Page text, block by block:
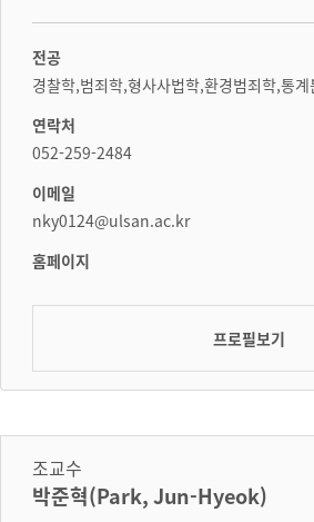
전공
경찰학,범죄학,형사사법학,환경범죄학,통계
연락처
052-259-2484
이메일
nky0124@ulsan.ac.kr
홈페이지
프로필보기
조교수
박준혁(Park, Jun-Hyeok)